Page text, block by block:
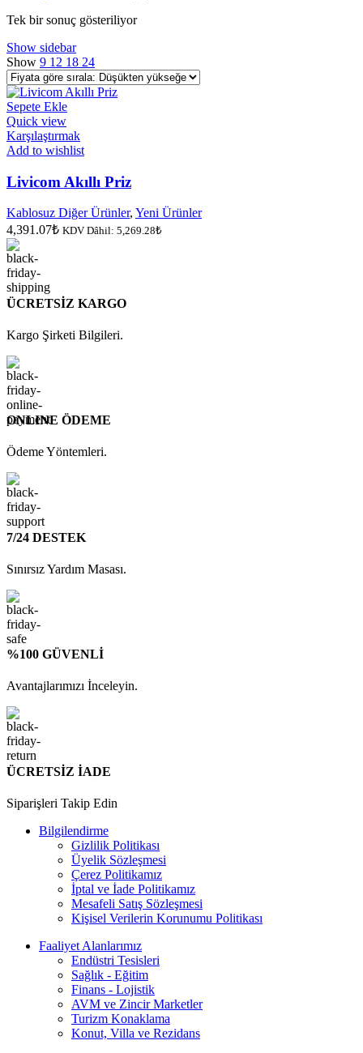
Tek bir sonuç gösteriliyor
Show sidebar
Show 9 12 18 24
Sepete Ekle
Quick view
Karşılaştırmak
Add to wishlist
Livicom Akıllı Priz
Kablosuz Diğer Ürünler, Yeni Ürünler
4,391.07₺ KDV Dâhil: 5,269.28₺
ÜCRETSİZ KARGO
Kargo Şirketi Bilgileri.
ONLINE ÖDEME
Ödeme Yöntemleri.
7/24 DESTEK
Sınırsız Yardım Masası.
%100 GÜVENLİ
Avantajlarımızı İnceleyin.
ÜCRETSİZ İADE
Siparişleri Takip Edin
Bilgilendirme
Gizlilik Politikası
Üyelik Sözleşmesi
Çerez Politikamız
İptal ve İade Politikamız
Mesafeli Satış Sözleşmesi
Kişisel Verilerin Korunumu Politikası
Faaliyet Alanlarımız
Endüstri Tesisleri
Sağlık - Eğitim
Finans - Lojistik
AVM ve Zincir Marketler
Turizm Konaklama
Konut, Villa ve Rezidans